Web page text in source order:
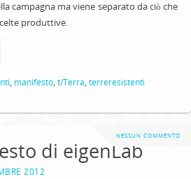
campagna ma viene separato da ciò che
produttive.
, manifesto,t/Terra,terreresistenti
NESSUN COMMENTO
di eigenLab
2012